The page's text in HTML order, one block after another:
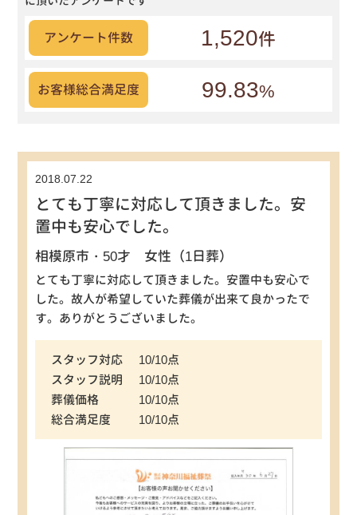
アンケート件数 1,520件
お客様総合満足度 99.83%
2018.07.22
とても丁寧に対応して頂きました。安
置中も安心でした。
相模原市・50才 女性（1日葬）
とても丁寧に対応して頂きました。安置中も安心で
した。故人が希望していた葬儀が出来て良かったで
す。ありがとうございました。
スタッフ対応
10/10点
スタッフ説明
10/10点
葬儀価格
10/10点
総合満足度
10/10点